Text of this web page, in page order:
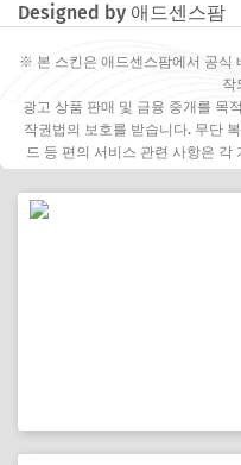
Designed by 애드센스팜
※ 본 스킨은 애드센스팜에서 공식
작
광고 상품 판매 및 금융 중개를 목
작권법의 보호를 받습니다. 무단
드 등 편의 서비스 관련 사항은 각